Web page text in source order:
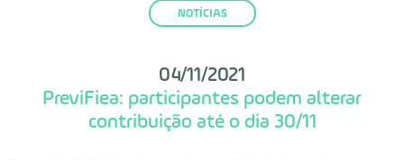
NOTÍCIAS
04/11/2021
PreviFiea: participantes podem alterar
contribuição até o dia 30/11